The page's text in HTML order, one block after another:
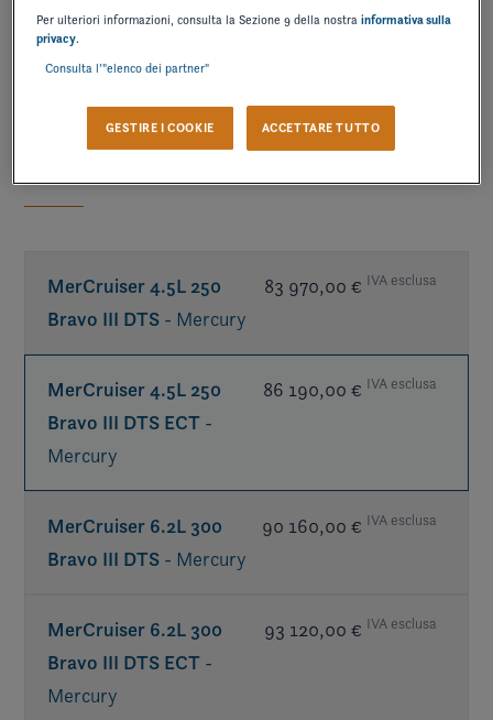
MerCruiser 4.5L 250
Bravo III DTS - Mercury
83 970,00 € IVA esclusa
NA in California or CE countries
MerCruiser 4.5L 250
Bravo III DTS ECT -
Mercury
86 190,00 € IVA esclusa
MerCruiser 6.2L 300
Bravo III DTS - Mercury
90 160,00 € IVA esclusa
MerCruiser 6.2L 300
Bravo III DTS ECT -
Mercury
93 120,00 € IVA esclusa
Per ulteriori informazioni, consulta la Sezione 9 della nostrainformativa sulla
privacy.
Consulta l’"elenco dei partner"
GESTIRE I COOKIE ACCETTARE TUTTO